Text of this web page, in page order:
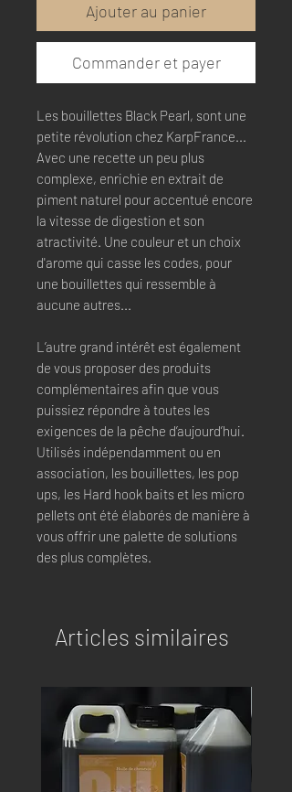
Ajouter au panier
Commander et payer
Les bouillettes Black Pearl, sont une
petite révolution chez KarpFrance...
Avec une recette un peu plus
complexe, enrichie en extrait de
piment naturel pour accentué encore
la vitesse de digestion et son
atractivité. Une couleur et un choix
d'arome qui casse les codes, pour
une bouillettes qui ressemble à
aucune autres...
L’autre grand intérêt est également
de vous proposer des produits
complémentaires afin que vous
puissiez répondre à toutes les
exigences de la pêche d’aujourd’hui.
Utilisés indépendamment ou en
association, les bouillettes, les pop
ups, les Hard hook baits et les micro
pellets ont été élaborés de manière à
vous offrir une palette de solutions
des plus complètes.
Articles similaires